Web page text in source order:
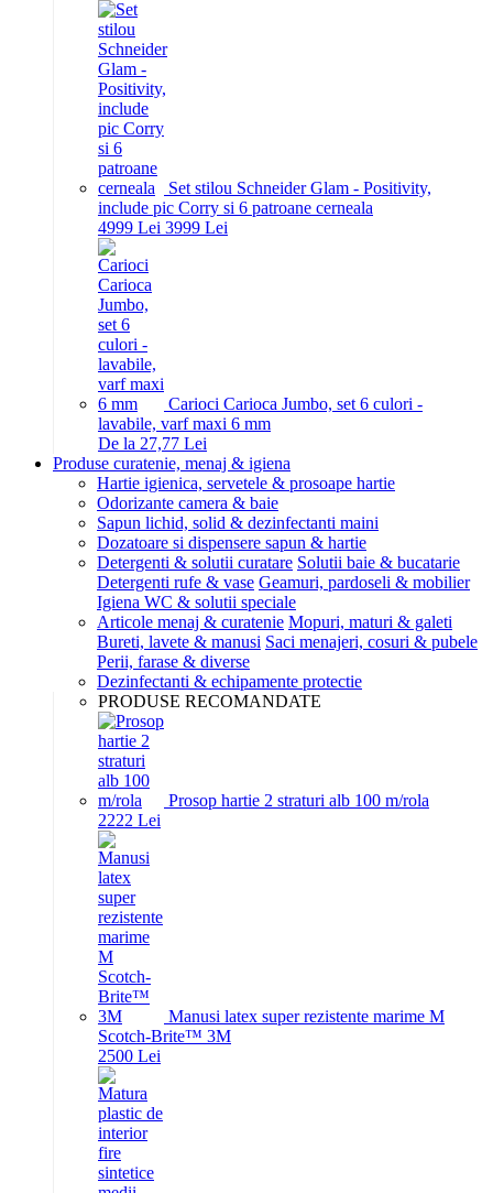
Set stilou Schneider Glam - Positivity,
include pic Corry si 6 patroane cerneala
4999 Lei 3999 Lei
Carioci Carioca Jumbo, set 6 culori -
lavabile, varf maxi 6 mm
De la 27,77 Lei
Produse curatenie, menaj & igiena
Hartie igienica, servetele & prosoape hartie
Odorizante camera & baie
Sapun lichid, solid & dezinfectanti maini
Dozatoare si dispensere sapun & hartie
Detergenti & solutii curatare Solutii baie & bucatarie
Detergenti rufe & vase Geamuri, pardoseli & mobilier
Igiena WC & solutii speciale
Articole menaj & curatenie Mopuri, maturi & galeti
Bureti, lavete & manusi Saci menajeri, cosuri & pubele
Perii, farase & diverse
Dezinfectanti & echipamente protectie
PRODUSE RECOMANDATE
Prosop hartie 2 straturi alb 100 m/rola
2222 Lei
Manusi latex super rezistente marime M
Scotch-Brite™ 3M
2500 Lei